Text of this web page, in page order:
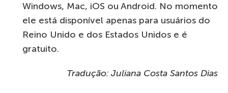
Windows, Mac, iOS ou Android. No momento
ele está disponível apenas para usuários do
Reino Unido e dos Estados Unidos e é
gratuito.
Tradução: Juliana Costa Santos Dias